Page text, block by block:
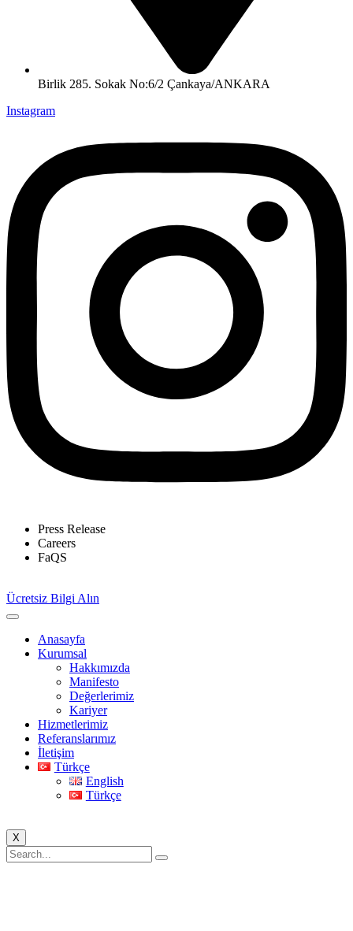
Birlik 285. Sokak No:6/2 Çankaya/ANKARA
Instagram
Press Release
Careers
FaQS
Ücretsiz Bilgi Alın
Anasayfa
Kurumsal
Hakkımızda
Manifesto
Değerlerimiz
Kariyer
Hizmetlerimiz
Referanslarımız
İletişim
Türkçe
English
Türkçe
X